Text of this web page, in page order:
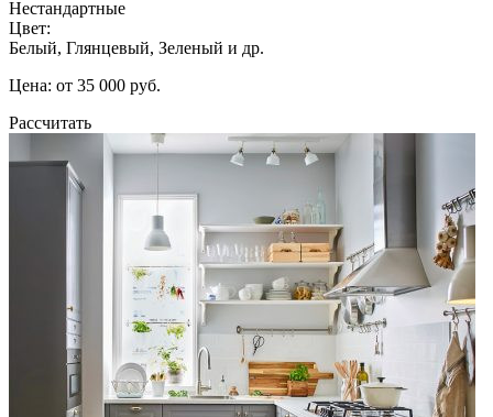
Нестандартные
Цвет:
Белый, Глянцевый, Зеленый и др.
Цена: от 35 000 руб.
Рассчитать